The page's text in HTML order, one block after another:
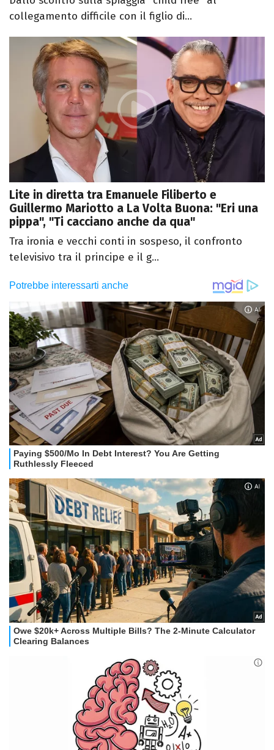
collegamento difficile con il figlio di...
Lite in diretta tra Emanuele Filiberto e
Guillermo Mariotto a La Volta Buona: "Eri una
pippa", "Ti cacciano anche da qua"
Tra ironia e vecchi conti in sospeso, il confronto
televisivo tra il principe e il g...